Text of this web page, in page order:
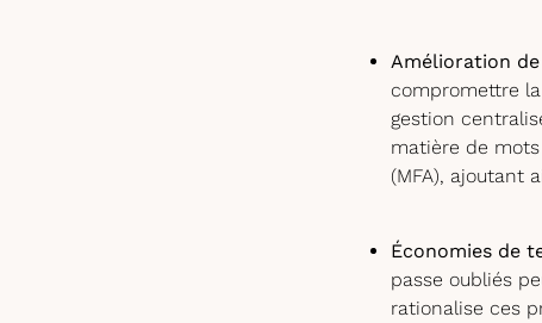
Amélioration
compromettre
gestion
matière de
(MFA), ajoutant
Économies de
passe oubliés
rationalise ces